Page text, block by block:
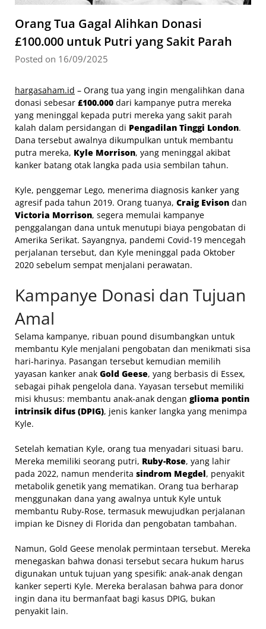
Orang Tua Gagal Alihkan Donasi
£100.000 untuk Putri yang Sakit Parah
Posted on 16/09/2025
hargasaham.id – Orang tua yang ingin mengalihkan dana
donasi sebesar £100.000 dari kampanye putra mereka
yang meninggal kepada putri mereka yang sakit parah
kalah dalam persidangan di Pengadilan Tinggi London.
Dana tersebut awalnya dikumpulkan untuk membantu
putra mereka, Kyle Morrison, yang meninggal akibat
kanker batang otak langka pada usia sembilan tahun.
Kyle, penggemar Lego, menerima diagnosis kanker yang
agresif pada tahun 2019. Orang tuanya, Craig Evison dan
Victoria Morrison, segera memulai kampanye
penggalangan dana untuk menutupi biaya pengobatan di
Amerika Serikat. Sayangnya, pandemi Covid-19 mencegah
perjalanan tersebut, dan Kyle meninggal pada Oktober
2020 sebelum sempat menjalani perawatan.
Kampanye Donasi dan Tujuan
Amal
Selama kampanye, ribuan pound disumbangkan untuk
membantu Kyle menjalani pengobatan dan menikmati sisa
hari-harinya. Pasangan tersebut kemudian memilih
yayasan kanker anak Gold Geese, yang berbasis di Essex,
sebagai pihak pengelola dana. Yayasan tersebut memiliki
misi khusus: membantu anak-anak dengan glioma pontin
intrinsik difus (DPIG), jenis kanker langka yang menimpa
Kyle.
Setelah kematian Kyle, orang tua menyadari situasi baru.
Mereka memiliki seorang putri, Ruby-Rose, yang lahir
pada 2022, namun menderita sindrom Megdel, penyakit
metabolik genetik yang mematikan. Orang tua berharap
menggunakan dana yang awalnya untuk Kyle untuk
membantu Ruby-Rose, termasuk mewujudkan perjalanan
impian ke Disney di Florida dan pengobatan tambahan.
Namun, Gold Geese menolak permintaan tersebut. Mereka
menegaskan bahwa donasi tersebut secara hukum harus
digunakan untuk tujuan yang spesifik: anak-anak dengan
kanker seperti Kyle. Mereka beralasan bahwa para donor
ingin dana itu bermanfaat bagi kasus DPIG, bukan
penyakit lain.